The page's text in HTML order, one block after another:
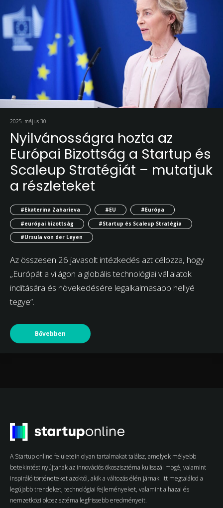
2025. május 30.
Nyilvánosságra hozta az
Európai Bizottság a Startup és
Scaleup Stratégiát – mutatjuk
a részleteket
#Ekaterina Zaharieva #EU
#Európa
#európai bizottság
#Startup és Scaleup Stratégia
#Ursula von der Leyen
Az összesen 26 javasolt intézkedés azt célozza, hogy
„Európát a világon a globális technológiai vállalatok
indítására és növekedésére legalkalmasabb hellyé
tegye”.
Bővebben
A Startup online felületein olyan tartalmakat találsz, amelyek mélyebb
betekintést nyújtanak az innovációs ökoszisztéma kulisszái mögé, valamint
inspiráló történeteket azoktól, akik a változás élén járnak. Itt megtalálod a
legújabb trendeket, technológiai fejleményeket, valamint a hazai és
nemzetközi ökoszisztéma legfrissebb eredményeit.